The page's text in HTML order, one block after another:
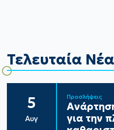
Τελευταία Νέα
5
Αυγ
Προσλήψεις
για την